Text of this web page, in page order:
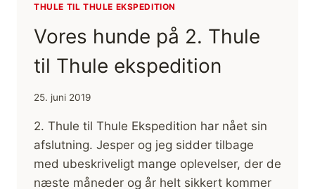
THULE TIL THULE EKSPEDITION
Vores hunde på 2. Thule
til Thule ekspedition
25. juni 2019
2. Thule til Thule Ekspedition har nået sin
afslutning. Jesper og jeg sidder tilbage
med ubeskriveligt mange oplevelser, der de
næste måneder og år helt sikkert kommer